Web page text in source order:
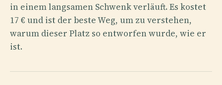
in einem langsamen Schwenk verläuft. Es kostet
17 € und ist der beste Weg, um zu verstehen,
warum dieser Platz so entworfen wurde, wie er
ist.